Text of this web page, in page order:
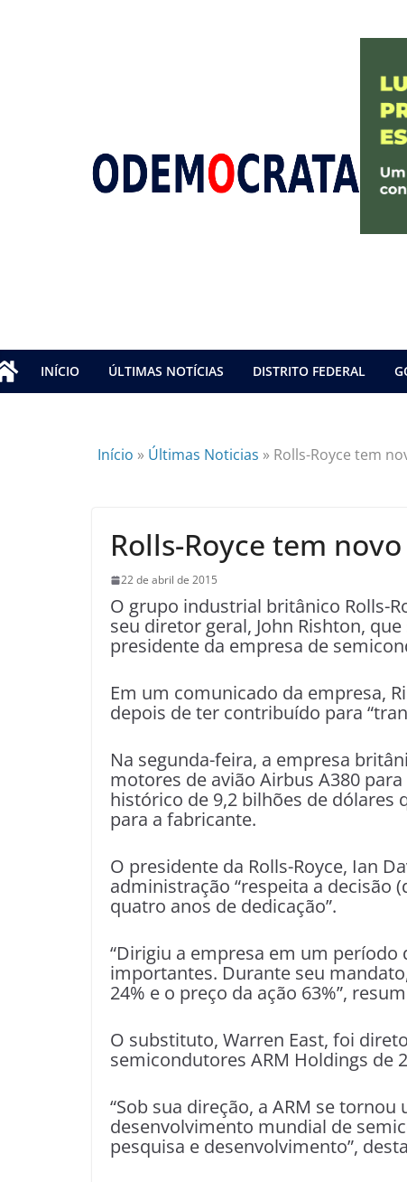
INÍCIO ÚLTIMAS NOTÍCIAS DISTRITO FEDERAL
Início » Últimas Noticias » Rolls-Royce tem
Rolls-Royce tem
22 de abril de 2015
O grupo industrial britânico Rolls-
seu diretor geral, John Rishton,
presidente da empresa de
Em um comunicado da empresa,
depois de ter contribuído para
Na segunda-feira, a empresa
motores de avião Airbus A380
histórico de 9,2 bilhões de dólares
para a fabricante.
O presidente da Rolls-Royce, Ian
administração “respeita a decisão
quatro anos de dedicação”.
“Dirigiu a empresa em um
importantes. Durante seu
24% e o preço da ação 63%”,
O substituto, Warren East, foi
semicondutores ARM Holdings de
“Sob sua direção, a ARM se
desenvolvimento mundial de
pesquisa e desenvolvimento”,